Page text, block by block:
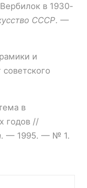
в 1930-
СССР. —
и
советского
в
годов //
. — 1995. — № 1.